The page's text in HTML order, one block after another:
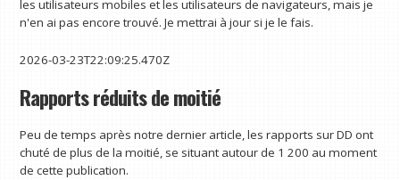
les utilisateurs mobiles et les utilisateurs de navigateurs, mais je
n'en ai pas encore trouvé. Je mettrai à jour si je le fais.
2026-03-23T22:09:25.470Z
Rapports réduits de moitié
Peu de temps après notre dernier article, les rapports sur DD ont
chuté de plus de la moitié, se situant autour de 1 200 au moment
de cette publication.